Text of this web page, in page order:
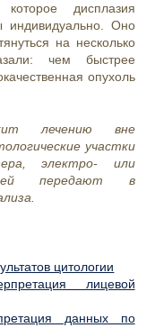
дисплазия
Оно
на несколько
чем быстрее
опухоль
лечению вне
участки
электро- или
передают в
цитологии
лицевой
данных по